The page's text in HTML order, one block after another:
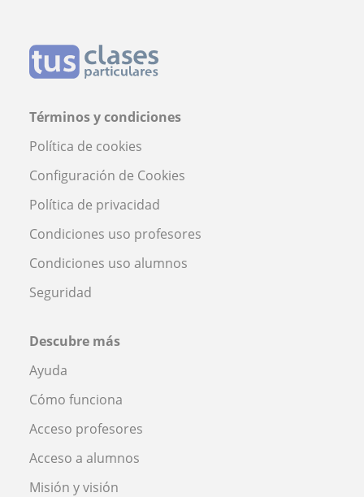
Términos y condiciones
Política de cookies
Configuración de Cookies
Política de privacidad
Condiciones uso profesores
Condiciones uso alumnos
Seguridad
Descubre más
Ayuda
Cómo funciona
Acceso profesores
Acceso a alumnos
Misión y visión